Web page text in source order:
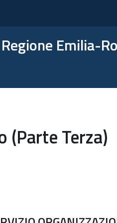
Emilia-
(Parte Terza)